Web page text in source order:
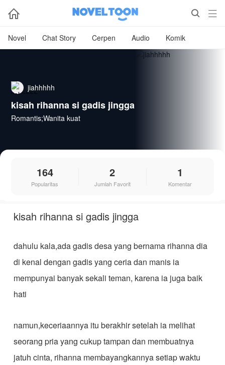
  
Novel Chat Story Cerpen Audio Komik
jiahhhhh
kisah rihanna si gadis jingga
Romantis;Wanita kuat
164
Popularitas
2
Jumlah Favorit
1
Komentar
kisah rihanna si gadis jingga
dahulu kala,ada gadis desa yang bernama rihanna dia
di kenal dengan gadis yang ceria dan manis ia
mempunyai banyak sekali teman, karena ia juga baik
hati
namun,keceriaannya itu berakhir setelah ia melihat
seorang pria yang cukup tampan dan membuatnya
jatuh cinta, rihanna membayangkannya setiap waktu